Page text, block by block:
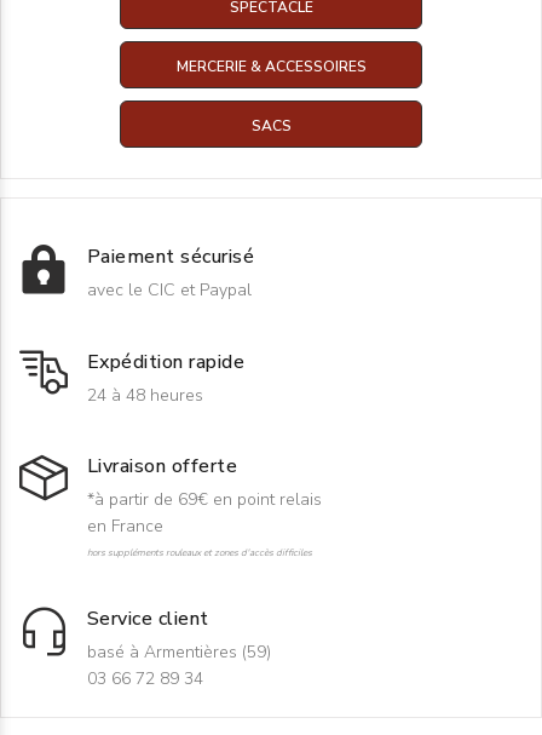
SPECTACLE
MERCERIE & ACCESSOIRES
SACS
Paiement sécurisé
avec le CIC et Paypal
Expédition rapide
24 à 48 heures
Livraison offerte
*à partir de 69€ en point relais
en France
hors suppléments rouleaux et zones d'accès difficiles
Service client
basé à Armentières (59)
03 66 72 89 34